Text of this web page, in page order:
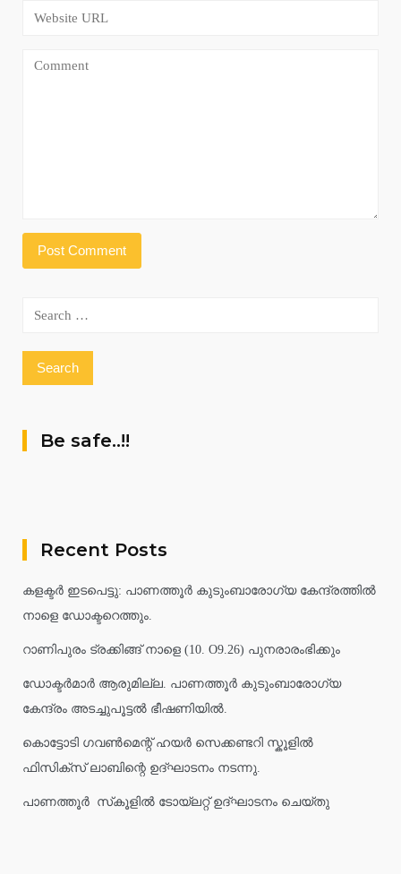
Search
Be safe..!!
Recent Posts
കളക്ടർ ഇടപെട്ടു: പാണത്തൂർ കുടുംബാരോഗ്യ കേന്ദ്രത്തിൽ
നാളെ ഡോക്ടറെത്തും.
റാണിപുരം ട്രക്കിങ്ങ് നാളെ (10. O9.26) പുനരാരംഭിക്കും
ഡോക്ടർമാർ ആരുമില്ല. പാണത്തൂർ കുടുംബാരോഗ്യ
കേന്ദ്രം അടച്ചുപൂട്ടൽ ഭീഷണിയിൽ.
കൊട്ടോടി ഗവൺമെന്റ് ഹയർ സെക്കണ്ടറി സ്കൂളിൽ
ഫിസിക്സ് ലാബിന്റെ ഉദ്ഘാടനം നടന്നു.
പാണത്തൂർ സ്‌കൂളിൽ ടോയ്ലറ്റ് ഉദ്ഘാടനം ചെയ്തു